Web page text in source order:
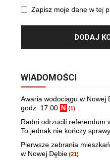
Zapisz moje dane w tej
WIADOMOŚCI
Awaria wodociągu w Nowej
godz. 17:00 N (1)
Radni odrzucili referendum
To jednak nie kończy sprawy
Pierwsze zebrania
w Nowej Dębie (21)